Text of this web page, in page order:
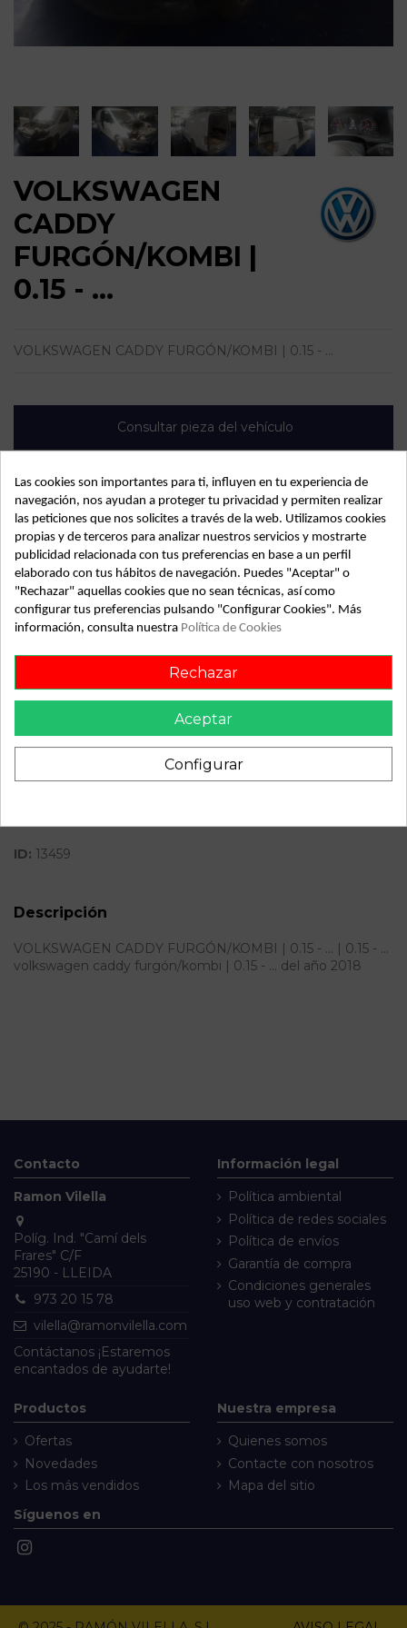
VOLKSWAGEN
CADDY
FURGÓN/KOMBI |
0.15 - ...
VOLKSWAGEN CADDY FURGÓN/KOMBI | 0.15 - ...
Consultar pieza del vehículo
Detalles de producto
Año fabricación
2018
Código motor
DFS
Blanco
Combustible
Diesel
* | 0.15 - ...
CADDY FURGÓN/KOMBI * |
0.15 - ...
ID: 13459
Descripción
VOLKSWAGEN CADDY FURGÓN/KOMBI | 0.15 - ... | 0.15 - ...
volkswagen caddy furgón/kombi | 0.15 - ... del año 2018
Contacto
Ramon Vilella
Políg. Ind. "Camí dels
Frares" C/F
25190 - LLEIDA
973 20 15 78
vilella@ramonvilella.com
Contáctanos ¡Estaremos
encantados de ayudarte!
Información legal
Política ambiental
Política de redes sociales
Política de envíos
Garantía de compra
Condiciones generales
uso web y contratación
Productos
Ofertas
Novedades
Los más vendidos
Nuestra empresa
Quienes somos
Contacte con nosotros
Mapa del sitio
Síguenos en
Las cookies son importantes para ti, influyen en tu experiencia de
navegación, nos ayudan a proteger tu privacidad y permiten realizar
las peticiones que nos solicites a través de la web. Utilizamos cookies
propias y de terceros para analizar nuestros servicios y mostrarte
publicidad relacionada con tus preferencias en base a un perfil
elaborado con tus hábitos de navegación. Puedes "Aceptar" o
"Rechazar" aquellas cookies que no sean técnicas, así como
configurar tus preferencias pulsando "Configurar Cookies". Más
información, consulta nuestra Política de Cookies
Rechazar
Aceptar
Configurar